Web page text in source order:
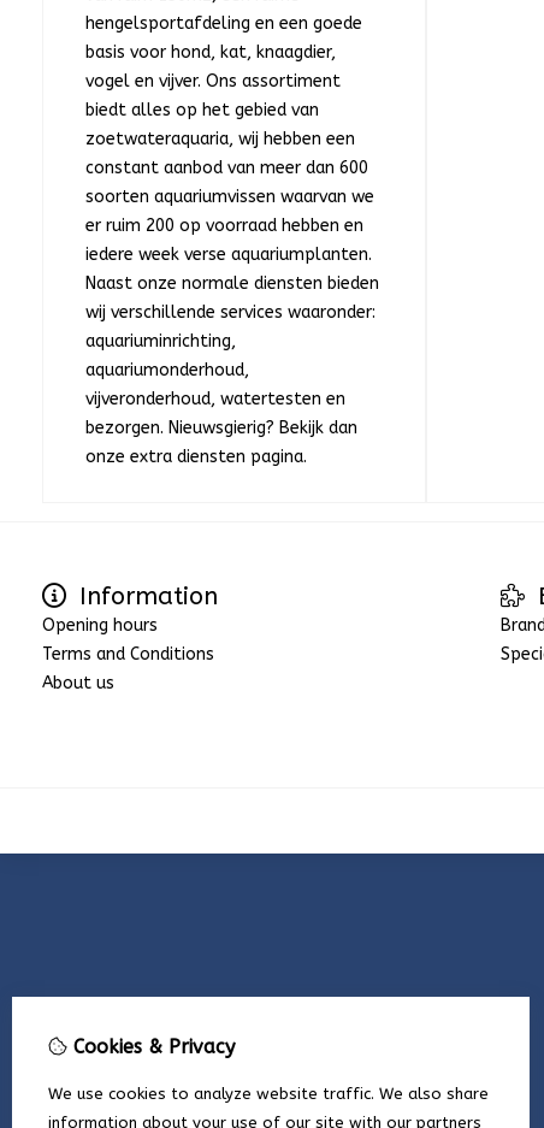
hengelsportafdeling en een goede
basis voor hond, kat, knaagdier,
vogel en vijver. Ons assortiment
biedt alles op het gebied van
zoetwateraquaria, wij hebben een
constant aanbod van meer dan 600
soorten aquariumvissen waarvan we
er ruim 200 op voorraad hebben en
iedere week verse aquariumplanten.
Naast onze normale diensten bieden
wij verschillende services waaronder:
aquariuminrichting,
aquariumonderhoud,
vijveronderhoud, watertesten en
bezorgen. Nieuwsgierig? Bekijk dan
onze extra diensten pagina.
Information
Opening hours
Terms and Conditions
About us
Cookies & Privacy
We use cookies to analyze website traffic. We also share
information about your use of our site with our partners